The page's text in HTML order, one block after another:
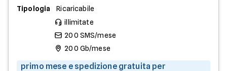
Tipologia
Ricaricabile
illimitate
200 SMS/mese
200 Gb/mese
primo mese e spedizione gratuita per